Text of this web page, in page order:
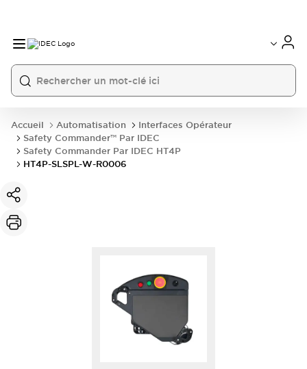
Accueil Automatisation
Interfaces Opérateur
Safety Commander™ Par IDEC
Safety Commander Par IDEC HT4P
HT4P-SLSPL-W-R0006